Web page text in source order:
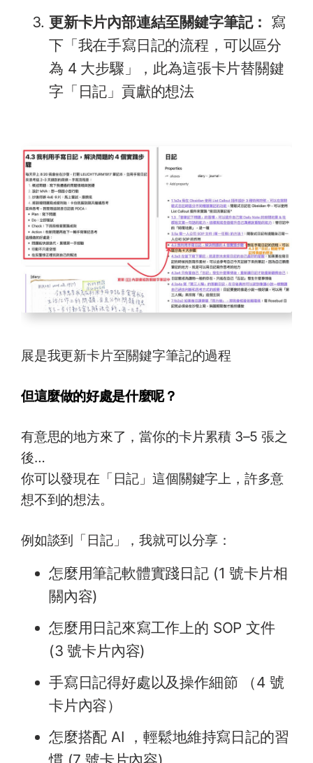
更新卡片內部連結至關鍵字筆記： 寫
下「我在手寫日記的流程，可以區分
為 4 大步驟」，此為這張卡片替關鍵
字「日記」貢獻的想法
展是我更新卡片至關鍵字筆記的過程
但這麼做的好處是什麼呢？
有意思的地方來了，當你的卡片累積 3–5 張之
後…
你可以發現在「日記」這個關鍵字上，許多意
想不到的想法。
例如談到「日記」，我就可以分享：
怎麼用筆記軟體實踐日記 (1 號卡片相
關內容)
怎麼用日記來寫工作上的 SOP 文件
(3 號卡片內容)
手寫日記得好處以及操作細節 （4 號
卡片內容）
怎麼搭配 AI ，輕鬆地維持寫日記的習